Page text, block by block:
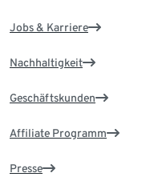
Jobs & Karriere
Nachhaltigkeit
Geschäftskunden
Affiliate Programm
Presse